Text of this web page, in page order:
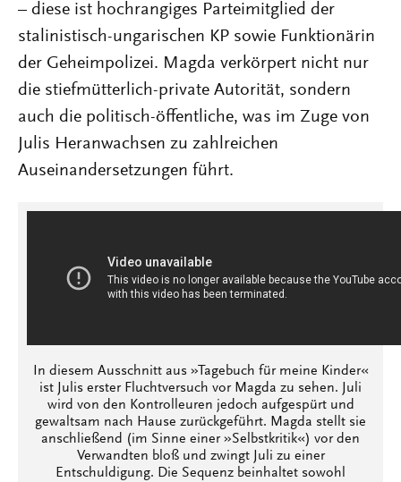
– diese ist hochrangiges Parteimitglied der
stalinistisch-ungarischen KP sowie Funktionärin
der Geheimpolizei. Magda verkörpert nicht nur
die stiefmütterlich-private Autorität, sondern
auch die politisch-öffentliche, was im Zuge von
Julis Heranwachsen zu zahlreichen
Auseinandersetzungen führt.
In diesem Ausschnitt aus »Tagebuch für meine Kinder«
ist Julis erster Fluchtversuch vor Magda zu sehen. Juli
wird von den Kontrolleuren jedoch aufgespürt und
gewaltsam nach Hause zurückgeführt. Magda stellt sie
anschließend (im Sinne einer »Selbstkritik«) vor den
Verwandten bloß und zwingt Juli zu einer
Entschuldigung. Die Sequenz beinhaltet sowohl